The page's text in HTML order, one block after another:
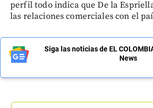
perfil todo indica que De la
las relaciones comerciales con el
Siga las noticias de EL
News